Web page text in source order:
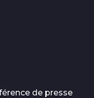
de presse